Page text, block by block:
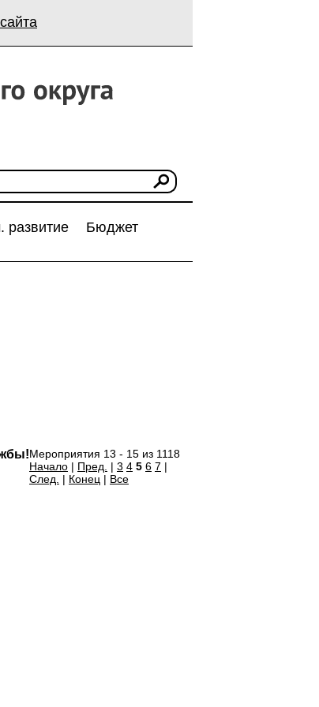
развитие
Бюджет
Мероприятия 13 - 15 из 1118
Начало | Пред. | 3 4 5 6 7 |
След.
| Конец | Все